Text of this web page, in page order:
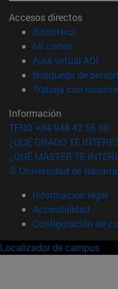
Accesos directos
Biblioteca
Mi correo(abre en
Aula virtual ADI
Búsqueda de
Trabaja con
Información
TFNO +34 948 42 56 00
¿QUÉ GRADO TE
¿QUÉ MÁSTER TE
© Universidad de Navarra
Información legal
Accesibilidad
Configuración de
Localizador de campus